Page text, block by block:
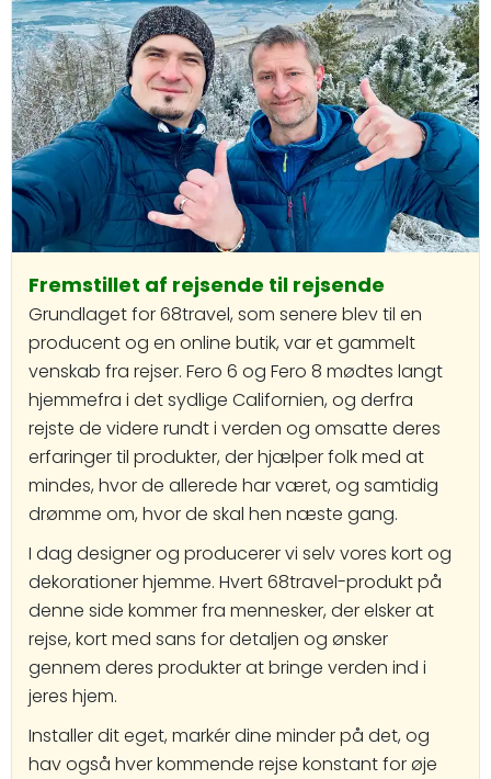
Fremstillet af rejsende til rejsende
Grundlaget for 68travel, som senere blev til en
producent og en online butik, var et gammelt
venskab fra rejser. Fero 6 og Fero 8 mødtes langt
hjemmefra i det sydlige Californien, og derfra
rejste de videre rundt i verden og omsatte deres
erfaringer til produkter, der hjælper folk med at
mindes, hvor de allerede har været, og samtidig
drømme om, hvor de skal hen næste gang.
I dag designer og producerer vi selv vores kort og
dekorationer hjemme. Hvert 68travel-produkt på
denne side kommer fra mennesker, der elsker at
rejse, kort med sans for detaljen og ønsker
gennem deres produkter at bringe verden ind i
jeres hjem.
Installer dit eget, markér dine minder på det, og
hav også hver kommende rejse konstant for øje